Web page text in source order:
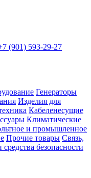
(901) 593-29-27
Генераторы
Изделия для
Кабеленесущие
Климатические
и промышленное
Прочие товары Связь,
средства безопасности